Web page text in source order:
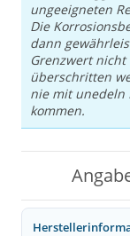
ungeeigneten
Die
dann
Grenzwert
überschritten
nie mit unedeln
kommen.